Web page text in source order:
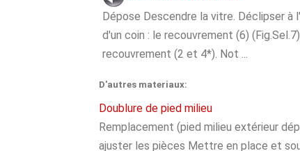
Dépose Descendre la vitre. Déclipser à
d'un coin : le recouvrement (6)
recouvrement (2 et 4*). Not ...
D'autres materiaux:
Doublure de pied milieu
Remplacement (pied milieu extérieur
ajuster les pièces Mettre en place et